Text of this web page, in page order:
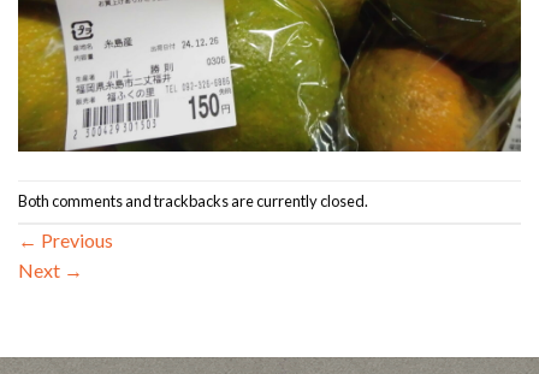
Both comments and trackbacks are currently closed.
← Previous
Next →